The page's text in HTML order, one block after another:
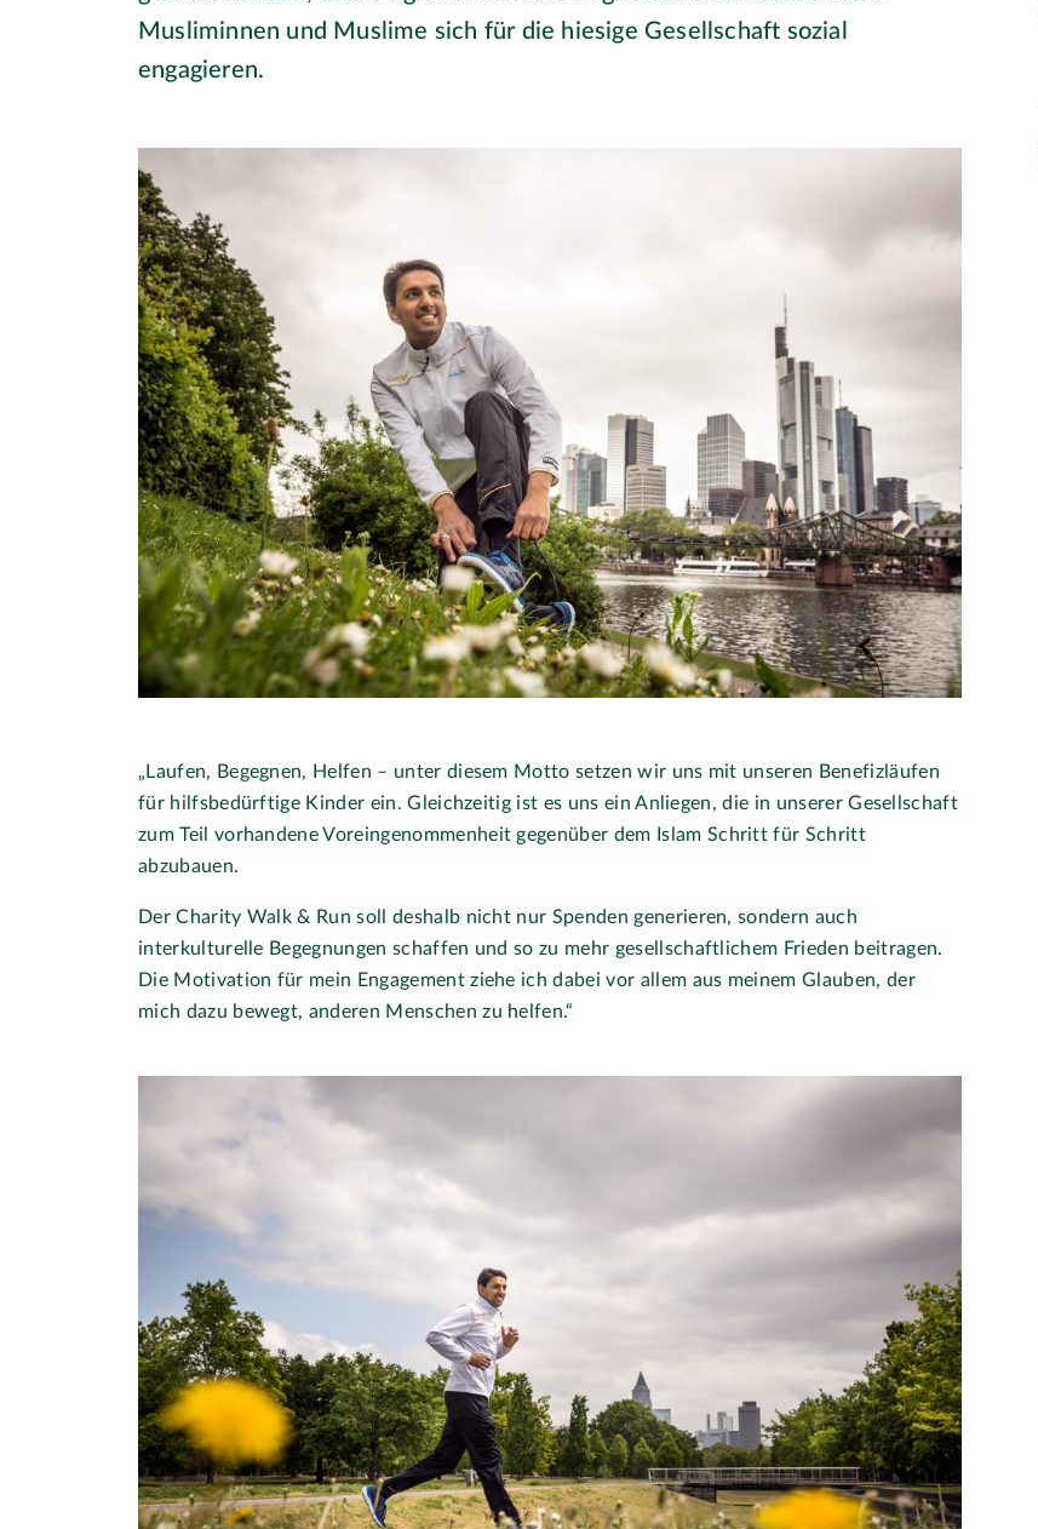
Musliminnen und Muslime sich für die hiesige Gesellschaft sozial
engagieren.
„Laufen, Begegnen, Helfen – unter diesem Motto setzen wir uns mit unseren Benefizläufen
für hilfsbedürftige Kinder ein. Gleichzeitig ist es uns ein Anliegen, die in unserer Gesellschaft
zum Teil vorhandene Voreingenommenheit gegenüber dem Islam Schritt für Schritt
abzubauen.
Der Charity Walk & Run soll deshalb nicht nur Spenden generieren, sondern auch
interkulturelle Begegnungen schaffen und so zu mehr gesellschaftlichem Frieden beitragen.
Die Motivation für mein Engagement ziehe ich dabei vor allem aus meinem Glauben, der
mich dazu bewegt, anderen Menschen zu helfen.“